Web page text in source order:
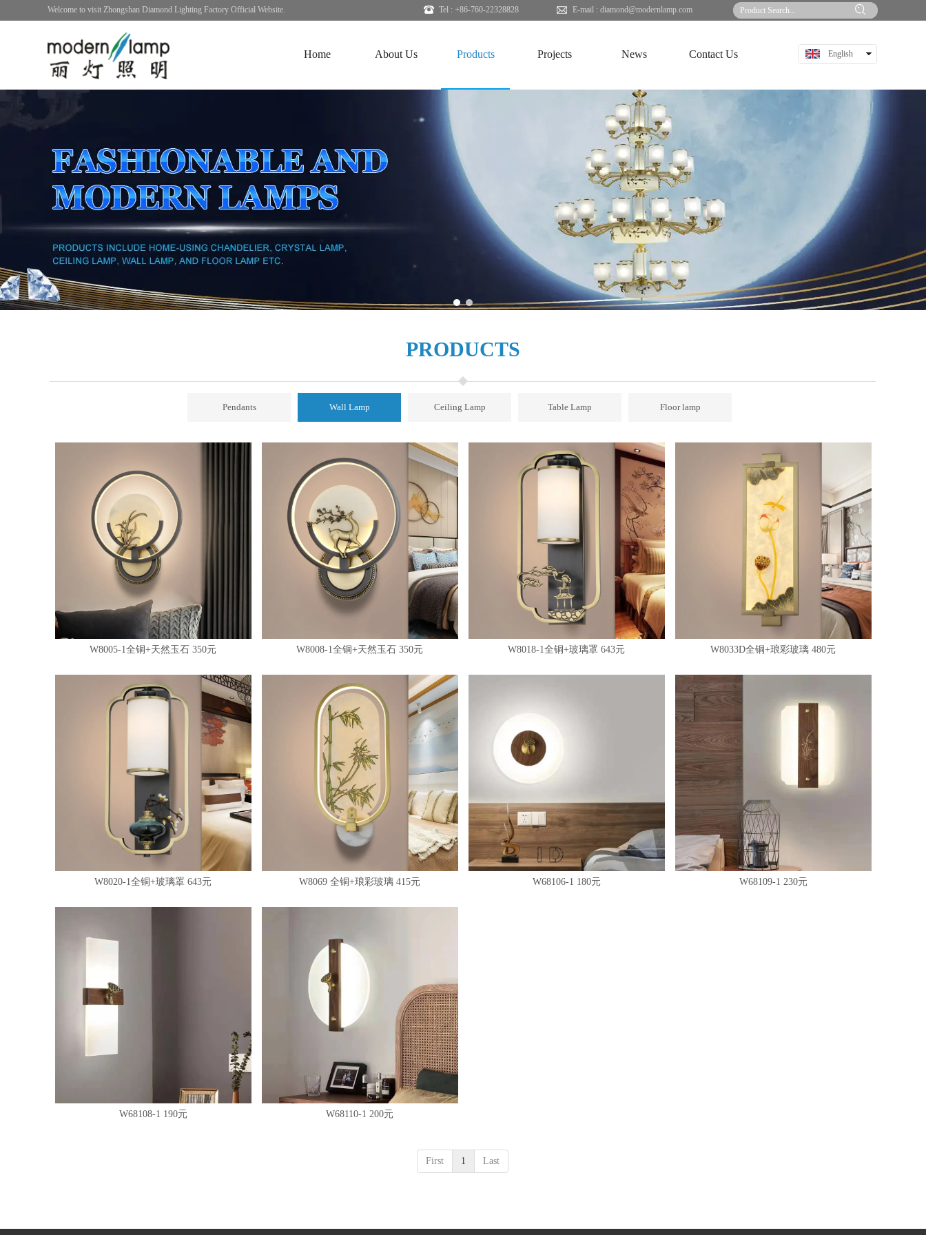
Welcome to visit Zhongshan Diamond Lighting Factory Official Website. Tel : +86-760-22328828 E-mail : diamond@modernlamp.com
English
Home About Us Products Projects News Contact Us
1 2
PRODUCTS
Pendants Wall Lamp Ceiling Lamp Table Lamp Floor lamp
W8005-1全铜+天然玉石 350元 W8008-1全铜+天然玉石 350元 W8018-1全铜+玻璃罩 643元 W8033D全铜+琅彩玻璃 480元
W8020-1全铜+玻璃罩 643元 W8069 全铜+琅彩玻璃 415元 W68106-1 180元 W68109-1 230元
W68108-1 190元 W68110-1 200元
First 1 Last